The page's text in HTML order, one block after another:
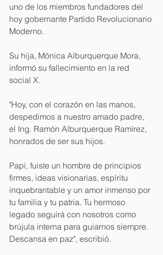
uno de los miembros fundadores del
hoy gobernante Partido Revolucionario
Moderno.
Su hija, Mónica Alburquerque Mora,
informó su fallecimiento en la red
social X.
"Hoy, con el corazón en las manos,
despedimos a nuestro amado padre,
el Ing. Ramón Alburquerque Ramírez,
honrados de ser sus hijos.
Papi, fuiste un hombre de principios
firmes, ideas visionarias, espíritu
inquebrantable y un amor inmenso por
tu familia y tu patria. Tu hermoso
legado seguirá con nosotros como
brújula interna para guiarnos siempre.
Descansa en paz", escribió.